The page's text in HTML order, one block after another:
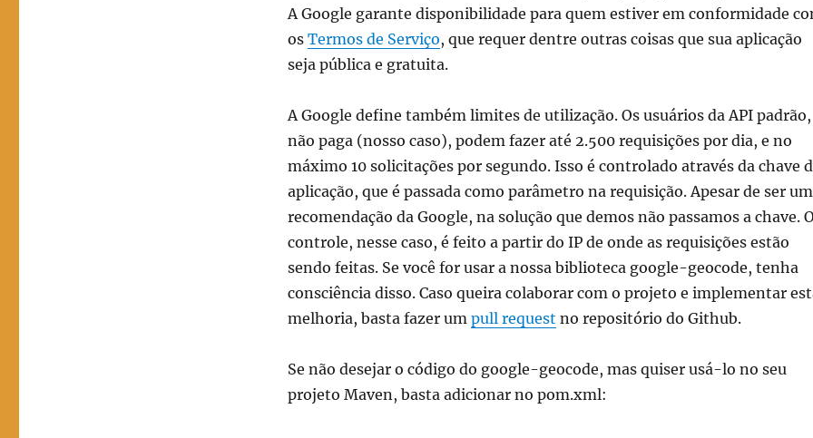
A Google garante disponibilidade para quem estiver em conformidade
os Termos de Serviço, que requer dentre outras coisas que sua aplicação
seja pública e gratuita.
A Google define também limites de utilização. Os usuários da API padrão,
não paga (nosso caso), podem fazer até 2.500 requisições por dia, e no
máximo 10 solicitações por segundo. Isso é controlado através da chave
aplicação, que é passada como parâmetro na requisição. Apesar de ser
recomendação da Google, na solução que demos não passamos a chave. O
controle, nesse caso, é feito a partir do IP de onde as requisições estão
sendo feitas. Se você for usar a nossa biblioteca google-geocode, tenha
consciência disso. Caso queira colaborar com o projeto e implementar
melhoria, basta fazer um pull request no repositório do Github.
Se não desejar o código do google-geocode, mas quiser usá-lo no seu
projeto Maven, basta adicionar no pom.xml: